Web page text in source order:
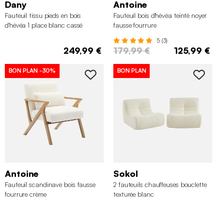
Dany
Fauteuil tissu pieds en bois
d'hévéa 1 place blanc cassé
249,99 €
Antoine
Fauteuil bois d'hévéa teinté noyer
fausse fourrure
5 (3)
179,99 € 125,99 €
BON PLAN -30%
Antoine
Fauteuil scandinave bois fausse
fourrure crème
BON PLAN
Sokol
2 fauteuils chauffeuses bouclette
texturée blanc